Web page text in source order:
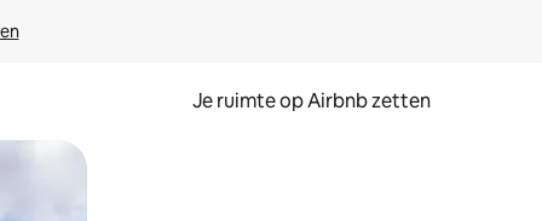
Je ruimte op Airbnb zetten